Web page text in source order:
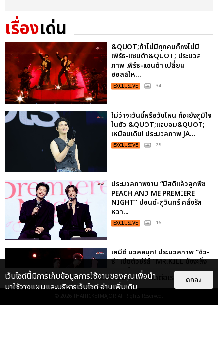
เรื่องเด่น
&QUOT;ถ้าไม่มีทุกคนก็คงไม่มี
เพิร์ธ-แซนต้า&QUOT; ประมวล
ภาพ เพิร์ธ-แซนต้า เปลี่ยน
ฮอลล์ให...
EXCLUSIVE : 34
ไม่ว่าจะวันนี้หรือวันไหน ก็จะยังภูมิใจ
ในตัว &QUOT;แจบอม&QUOT;
เหมือนเดิม! ประมวลภาพ JA...
EXCLUSIVE : 28
ประมวลภาพงาน “มีสติแล้วลูกพีช
PEACH AND ME PREMIERE
NIGHT” ปอนด์-ภูวินทร์ คลั่งรัก
หวา...
EXCLUSIVE : 16
เคมีดี มวลสนุก! ประมวลภาพ “ดิว-
ธี” เปิดตัวซีรีส์ “MR.KILL มังงะสั่ง
ตาย” ในงาน “MR.KILL...
EXCLUSIVE : 14
เกี่ยวกับเรา ติดต่อลงโฆษณา ติดต่อเรา
© 2026 THAITICKETMAJOR All Rights Reserved.
เว็บไซต์นี้มีการเก็บข้อมูลการใช้งานของคุณเพื่อนำ
มาใช้วางแผนและบริหารเว็บไซต์อ่านเพิ่มเติม
ตกลง